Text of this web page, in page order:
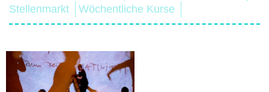
Stellenmarkt
Wöchentliche Kurse